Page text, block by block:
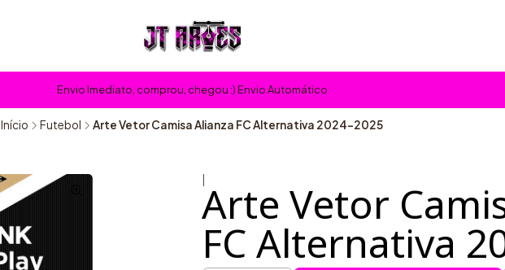
Envio Imediato, comprou, chegou :) Envio Automático
Início Futebol Arte Vetor Camisa Alianza FC Alternativa 2024-2025
Arte Vetor
FC Alternativa